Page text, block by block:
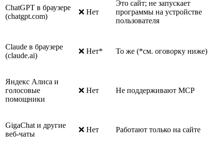
ChatGPT в браузере
(chatgpt.com)
❌ Нет
Это сайт; не запускает
программы на устройстве
пользователя
Claude в браузере
(claude.ai)
❌ Нет* То же (*см. оговорку ниже)
Яндекс Алиса и
голосовые
помощники
❌ Нет Не поддерживают MCP
GigaChat и другие
веб-чаты
❌ Нет Работают только на сайте